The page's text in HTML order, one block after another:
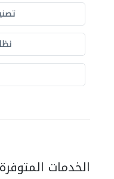
الخدمات